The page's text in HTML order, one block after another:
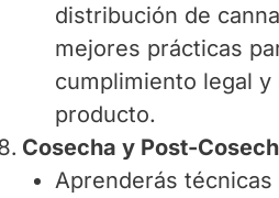
distribución de
mejores prácticas
cumplimiento legal y
producto.
Cosecha y Post-
Aprenderás